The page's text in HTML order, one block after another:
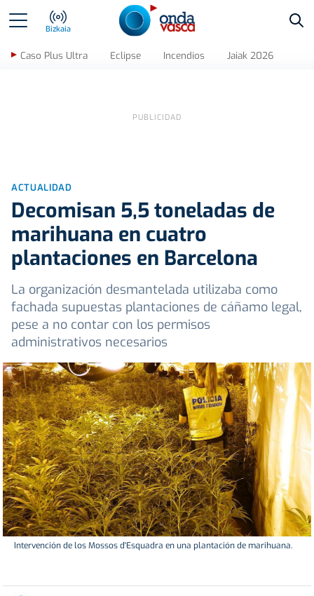
Bizkaia
Caso Plus Ultra Eclipse Incendios Jaiak 2026
ACTUALIDAD
Decomisan 5,5 toneladas de
marihuana en cuatro
plantaciones en Barcelona
La organización desmantelada utilizaba como
fachada supuestas plantaciones de cáñamo legal,
pese a no contar con los permisos
administrativos necesarios
Intervención de los Mossos d'Esquadra en una plantación de marihuana.